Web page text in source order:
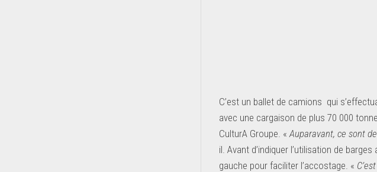
C’est un ballet de camions qui
avec une cargaison de plus 70 000
CulturA Groupe. «Auparavant, ce sont
il. Avant d’indiquer l’utilisation de
gauche pour faciliter l’accostage. «